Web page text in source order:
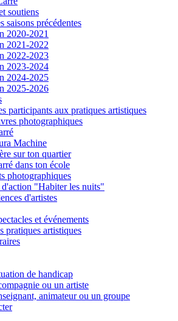
soutiens
saisons précédentes
2020-2021
2021-2022
2022-2023
2023-2024
2024-2025
2025-2026
participants aux pratiques artistiques
photographiques
Machine
sur ton quartier
dans ton école
photographiques
"Habiter les nuits"
d'artistes
et événements
pratiques artistiques
de handicap
ou un artiste
animateur ou un groupe